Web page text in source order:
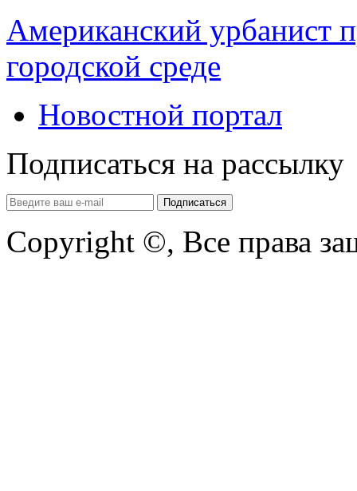
Американский урбанист
городской среде
Новостной портал
Подписаться на рассылку
Copyright ©, Все права